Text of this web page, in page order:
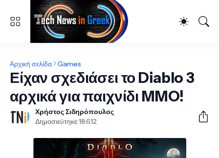
Αρχική σελίδα Games
Είχαν σχεδιάσει το Diablo 3
αρχικά για παιχνίδι MMO!
Χρήστος Σιδηρόπουλος
Δημοσιεύτηκε:18.6.12